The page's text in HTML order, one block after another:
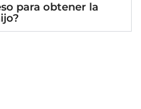
para obtener la